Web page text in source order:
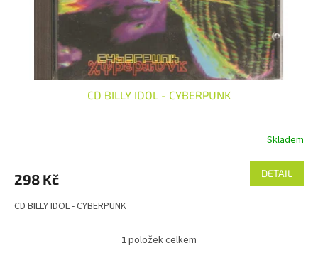
CD BILLY IDOL - CYBERPUNK
Skladem
298 Kč DETAIL
CD BILLY IDOL - CYBERPUNK
O
1položek celkem